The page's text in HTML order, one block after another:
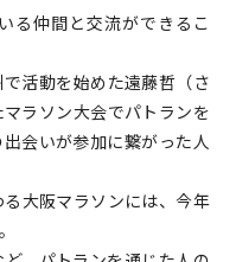
る仲間と交流ができるこ
活動を始めた遠藤哲（さ
ラソン大会でパトランを
会いが参加に繋がった人
大阪マラソンには、今年